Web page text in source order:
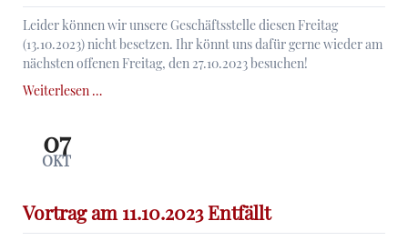
Leider können wir unsere Geschäftsstelle diesen Freitag
(13.10.2023) nicht besetzen. Ihr könnt uns dafür gerne wieder am
nächsten offenen Freitag, den 27.10.2023 besuchen!
Weiterlesen …
07
OKT
Vortrag am 11.10.2023 Entfällt